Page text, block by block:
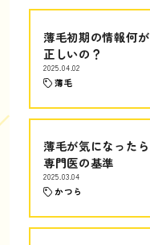
薄毛初期の情報何が
正しいの？
2025.04.02
薄毛
薄毛が気になったら
専門医の基準
2025.03.04
かつら